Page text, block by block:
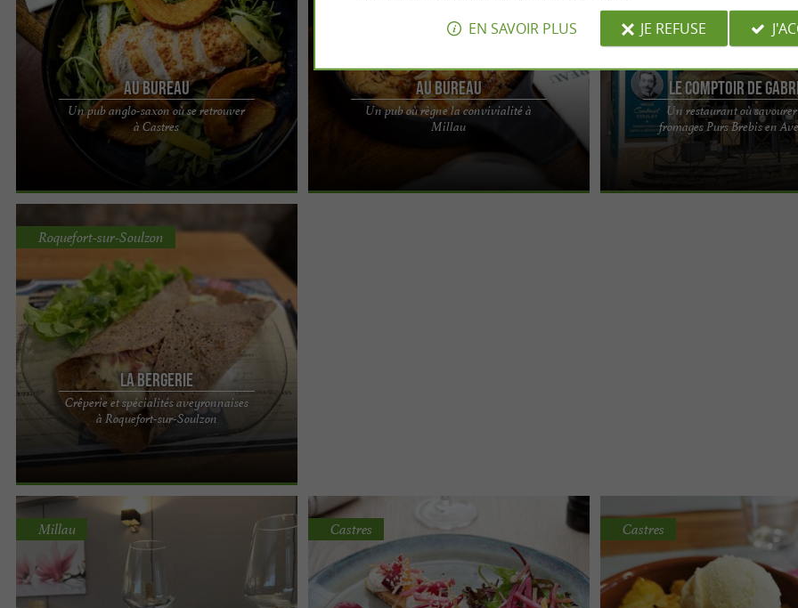
Au Bureau
Un pub anglo-saxon où se retrouver
à Castres
Au Bureau, un pub anglo-saxon où se retrouver à
Castres Voilà une adresse qui rend vite accro : Au
Au Bureau
Un pub où règne la convivialité à
Millau
Au Bureau, un restaurant aux allures de pub à
découvrir à Millau Bienvenue dans votre nouvel
Le Comptoir de
Un restaurant où savourer
fromages Purs Brebis en
Le Comptoir de Gabriel, une
accueillante à Roquefort-sur-
de Gabriel, les ...
La Bergerie
Crêperie et spécialités aveyronnaises
à Roquefort-sur-Soulzon
Roquefort-sur-Soulzon
Le restaurant crêperie " La Bergerie " vous
réserve un accueil chaleureux et convivial dans
Millau Castres Castres
EN SAVOIR PLUS JE REFUSE